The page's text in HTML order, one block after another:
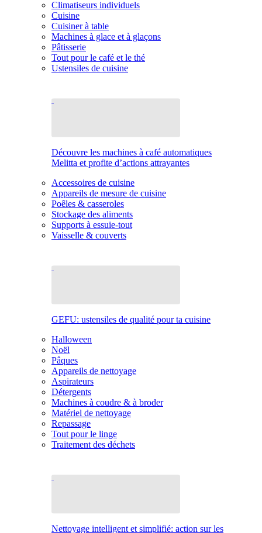
Climatiseurs individuels
Cuisine
Cuisiner à table
Machines à glace et à glaçons
Pâtisserie
Tout pour le café et le thé
Ustensiles de cuisine
Découvre les machines à café automatiques
Melitta et profite d’actions attrayantes
Accessoires de cuisine
Appareils de mesure de cuisine
Poêles & casseroles
Stockage des aliments
Supports à essuie-tout
Vaisselle & couverts
GEFU: ustensiles de qualité pour ta cuisine
Halloween
Noël
Pâques
Appareils de nettoyage
Aspirateurs
Détergents
Machines à coudre & à broder
Matériel de nettoyage
Repassage
Tout pour le linge
Traitement des déchets
Nettoyage intelligent et simplifié: action sur les